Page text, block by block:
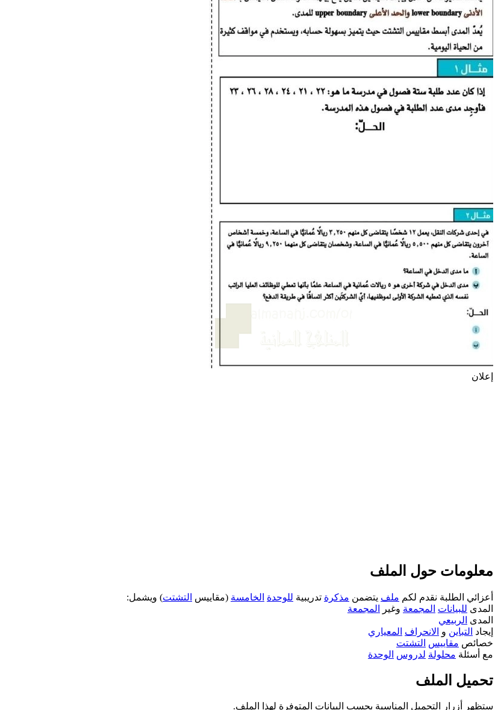
إعلان
معلومات حول الملف
أعزائي الطلبة نقدم لكم ملف يتضمن مذكرة تدريبية للوحدة الخامسة (مقاييس التشتت) ويشمل:
المدى للبيانات المجمعة وغير
المجمعة
المدى الربيعي
إيجاد التباين و الانحراف المعياري
خصائص مقاييس التشتت
مع أسئلة محلولة لدروس الوحدة
تحميل الملف
ستظهر أزرار التحميل المناسبة بحسب البيانات المتوفرة لهذا الملف.